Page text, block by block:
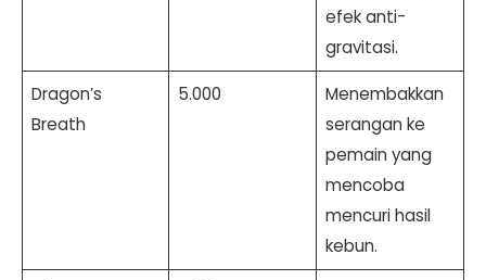
efek anti-
gravitasi.
Dragon’s
Breath
5.000
Menembakkan
serangan ke
pemain yang
mencoba
mencuri hasil
kebun.